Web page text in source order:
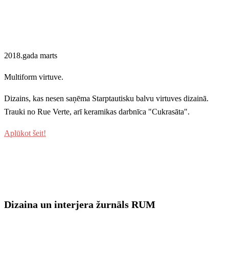
2018.gada marts
Multiform virtuve.
Dizains, kas nesen saņēma Starptautisku balvu virtuves dizainā.
Trauki no Rue Verte, arī keramikas darbnīca "Cukrasāta".
Aplūkot šeit!
Dizaina un interjera žurnāls RUM